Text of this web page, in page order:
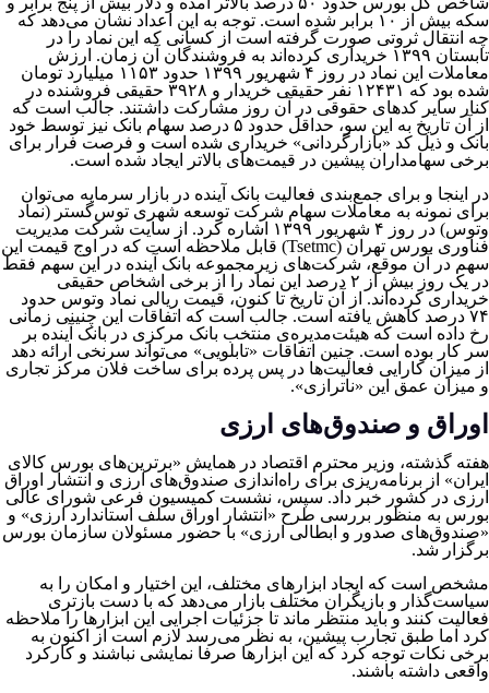
سکه بیش از ۱۰ برابر شده است. توجه به این اعداد نشان می‌دهد که
چه انتقال ثروتی صورت گرفته است از کسانی که این نماد را در
تابستان ۱۳۹۹ خریداری کرده‌اند به فروشندگان آن زمان. ارزش
معاملات این نماد در روز ۴ شهریور ۱۳۹۹ حدود ۱۱۵۳ میلیارد تومان
شده بود که ۱۲۴۳۱ نفر حقیقی خریدار و ۳۹۲۸ حقیقی فروشنده در
کنار سایر کدهای حقوقی در آن روز مشارکت داشتند. جالب است که
از آن تاریخ به این سو، حداقل حدود ۵ درصد سهام بانک نیز توسط خود
بانک و ذیل کد «بازارگردانی» خریداری شده است و فرصت فرار برای
برخی سهامداران پیشین در قیمت‌های بالاتر ایجاد شده است.
در اینجا و برای جمع‌بندی فعالیت بانک آینده در بازار سرمایه می‌توان
برای نمونه به معاملات سهام شرکت توسعه ‌شهری ‌توس‌گستر (نماد
وتوس) در روز ۴ شهریور ۱۳۹۹ اشاره کرد. از سایت شرکت مدیریت
فناوری بورس تهران (Tsetmc) قابل ملاحظه است که در اوج قیمت این
سهم در آن موقع، شرکت‌های زیرمجموعه بانک آینده در این سهم فقط
در یک روز بیش از ۲ درصد این نماد را از برخی اشخاص حقیقی
خریداری کرده‌اند. از آن تاریخ تا کنون، قیمت ریالی نماد وتوس حدود
۷۴ درصد کاهش یافته است. جالب است که اتفاقات این چنینی زمانی
رخ داده است که هیئت‌مدیره‌ی منتخب بانک مرکزی در بانک آینده بر
سر کار بوده است. چنین اتفاقات «تابلویی» می‌تواند سرنخی ارائه دهد
از میزان کارایی فعالیت‌ها در پس پرده برای ساخت فلان مرکز تجاری
و میزان عمق این «ناترازی».
اوراق و صندوق‌های ارزی
هفته گذشته، وزیر محترم اقتصاد در همایش «برترین‌های بورس کالای
ایران» از برنامه‌ریزی برای راه‌اندازی صندوق‌های ارزی و انتشار اوراق
ارزی در کشور خبر داد. سپس، نشست کمیسیون فرعی شورای عالی
بورس به منظور بررسی طرح «انتشار اوراق سلف استاندارد ارزی» و
«صندوق‌های صدور و ابطالی ارزی» با حضور مسئولان سازمان بورس
برگزار شد.
مشخص است که ایجاد ابزارهای مختلف، این اختیار و امکان را به
سیاست‌گذار و بازیگران مختلف بازار می‌دهد که با دست بازتری
فعالیت کنند و باید منتظر ماند تا جزئیات اجرایی این ابزارها را ملاحظه
کرد اما طبق تجارب پیشین، به نظر می‌رسد لازم است از اکنون به
برخی نکات توجه کرد که این ابزارها صرفا نمایشی نباشند و کارکرد
واقعی داشته باشند.